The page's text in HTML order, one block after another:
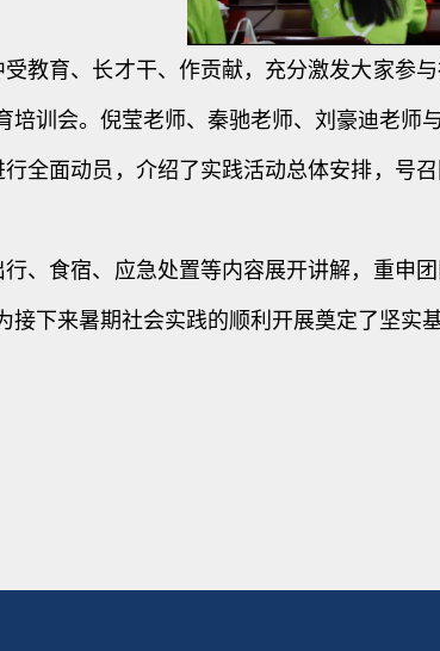
教育、长才干、作贡献，充分激发大家参
培训会。倪莹老师、秦驰老师、刘豪迪老师
全面动员，介绍了实践活动总体安排，号
、食宿、应急处置等内容展开讲解，重申
下来暑期社会实践的顺利开展奠定了坚实基